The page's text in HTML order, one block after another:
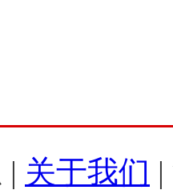
| 关于我们